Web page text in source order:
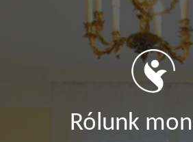
Rólunk